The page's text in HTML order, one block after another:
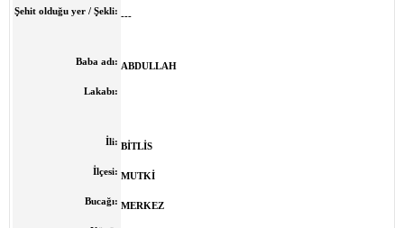
Şehit olduğu yer / Şekli: ---
Baba adı: ABDULLAH
Lakabı:
İli: BİTLİS
İlçesi: MUTKİ
Bucağı: MERKEZ